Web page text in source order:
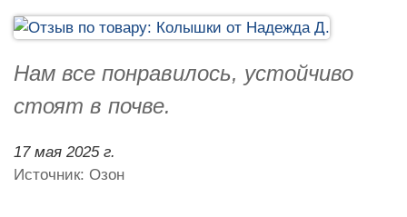
Нам все понравилось, устойчиво
стоят в почве.
17 мая 2025 г.
Источник: Озон